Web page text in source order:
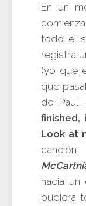
En un
todo el
registra
(yo que
que
de
finished,
Look at
hacia
pudiera